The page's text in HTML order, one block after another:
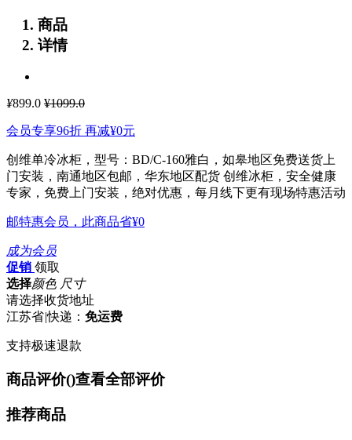
商品
详情
¥899.0 ¥1099.0
会员专享96折 再减¥0元
创维单冷冰柜，型号：BD/C-160雅白，如皋地区免费送货上
门安装，南通地区包邮，华东地区配货 创维冰柜，安全健康
专家，免费上门安装，绝对优惠，每月线下更有现场特惠活动
邮特惠会员，此商品省¥0
成为会员
促销 领取
选择颜色 尺寸
请选择收货地址
江苏省|快递： 免运费
支持极速退款
商品评价()查看全部评价
推荐商品